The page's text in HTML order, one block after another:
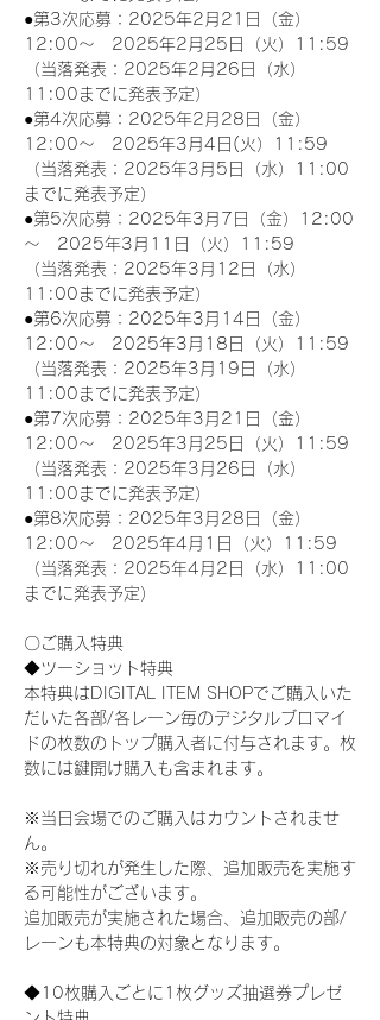
●第3次応募：2025年2月21日（金）
12:00～　2025年2月25日（火）11:59
（当落発表：2025年2月26日（水）
11:00までに発表予定）
●第4次応募：2025年2月28日（金）
12:00～　2025年3月4日(火）11:59
（当落発表：2025年3月5日（水）11:00
までに発表予定）
●第5次応募：2025年3月7日（金）12:00
～　2025年3月11日（火）11:59
（当落発表：2025年3月12日（水）
11:00までに発表予定）
●第6次応募：2025年3月14日（金）
12:00～　2025年3月18日（火）11:59
（当落発表：2025年3月19日（水）
11:00までに発表予定）
●第7次応募：2025年3月21日（金）
12:00～　2025年3月25日（火）11:59
（当落発表：2025年3月26日（水）
11:00までに発表予定）
●第8次応募：2025年3月28日（金）
12:00～　2025年4月1日（火）11:59
（当落発表：2025年4月2日（水）11:00
までに発表予定）
〇ご購入特典
◆ツーショット特典
本特典はDIGITAL ITEM SHOPでご購入いた
だいた各部/各レーン毎のデジタルブロマイ
ドの枚数のトップ購入者に付与されます。枚
数には鍵開け購入も含まれます。
※当日会場でのご購入はカウントされませ
ん。
※売り切れが発生した際、追加販売を実施す
る可能性がございます。
追加販売が実施された場合、追加販売の部/
レーンも本特典の対象となります。
◆10枚購入ごとに1枚グッズ抽選券プレゼ